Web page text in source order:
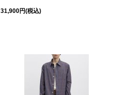
31,900円(税込)